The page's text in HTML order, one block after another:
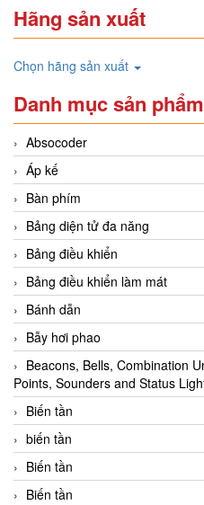
Hãng sản xuất
Chọn hãng sản xuất
Danh mục sản phẩm
Absocoder
Áp kế
Bàn phím
Bảng diện tử đa năng
Bảng điều khiển
Bảng điều khiển làm mát
Bánh dẫn
Bẫy hơi phao
Beacons, Bells, Combination
Points, Sounders and Status
Biến tần
biến tần
Biến tần
Biến tần